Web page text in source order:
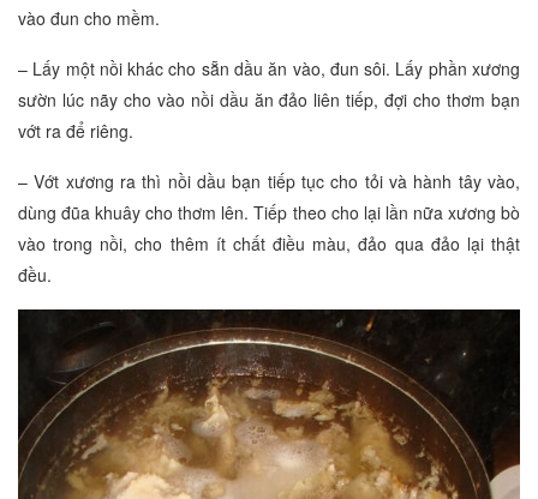
vào đun cho mềm.
– Lấy một nồi khác cho sẵn dầu ăn vào, đun sôi. Lấy phần xương
sườn lúc nãy cho vào nồi dầu ăn đảo liên tiếp, đợi cho thơm bạn
vớt ra để riêng.
– Vớt xương ra thì nồi dầu bạn tiếp tục cho tỏi và hành tây vào,
dùng đũa khuây cho thơm lên. Tiếp theo cho lại lần nữa xương bò
vào trong nồi, cho thêm ít chất điều màu, đảo qua đảo lại thật
đều.